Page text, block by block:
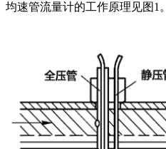
均速管流量计的工作原理见图1。